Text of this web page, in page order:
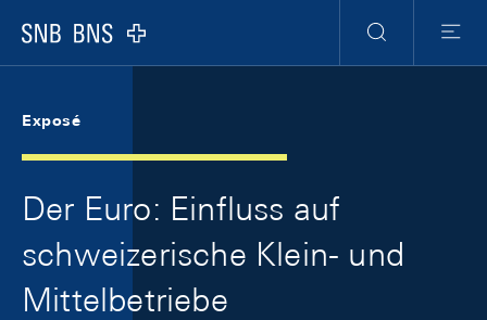
Logo
RechercheMenu
Exposé
Der Euro: Einfluss auf
schweizerische Klein- und
Mittelbetriebe